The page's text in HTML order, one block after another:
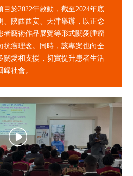
於2022年啟動，截至2024年底
、陝西西安、天津舉辦，以正念
者藝術作品展覽等形式關愛腫瘤
抗癌理念。同時，該專案也向全
關愛和支援，切實提升患者生活
社會。